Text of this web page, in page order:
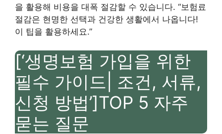
을 활용해 비용을 대폭 절감할 수 있습니다. “보험료
절감은 현명한 선택과 건강한 생활에서 나옵니다!
이 팁을 활용하세요.”
[‘생명보험 가입을 위한
필수 가이드| 조건, 서류,
신청 방법’]TOP 5 자주
묻는 질문